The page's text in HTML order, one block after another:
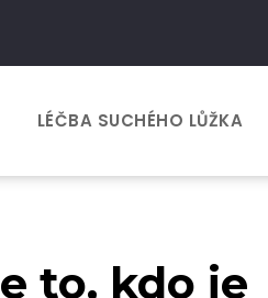
LÉČBA SUCHÉHO LŮŽKA
to, kdo je